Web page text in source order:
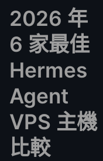
2026 年
6 家最佳
Hermes
Agent
VPS 主機
比較